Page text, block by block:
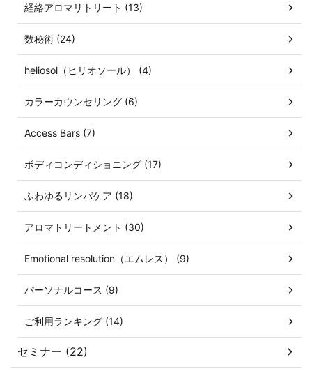
経絡アロマリトリート (13)
数秘術 (24)
heliosol（ヒリオソール） (4)
カラーカウンセリング (6)
Access Bars (7)
ボディコンディショニング (17)
ふわゆるリンパケア (18)
アロマトリートメント (30)
Emotional resolution（エムレス） (9)
パーソナルコース (9)
ご利用ランキング (14)
セミナー (22)